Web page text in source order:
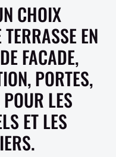
CHOIX
EN
FACADE,
PORTES,
LES
ET LES